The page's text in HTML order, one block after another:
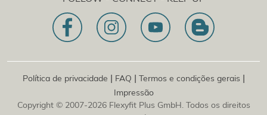
A nossa declaração de missão
1030 | Áustria
Dietrichgasse 27 E.EG2
Sucursal | DE
Konrad-Zuse-Platz 8
Política de privacidade | FAQ | Termos e condições gerais |
Impressão
Copyright © 2007-2026 Flexyfit Plus GmbH. Todos os direitos